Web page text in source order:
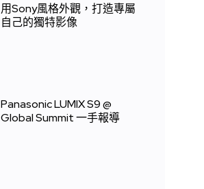
用Sony風格外觀，打造專屬
自己的獨特影像
Panasonic LUMIX S9 @
Global Summit 一手報導